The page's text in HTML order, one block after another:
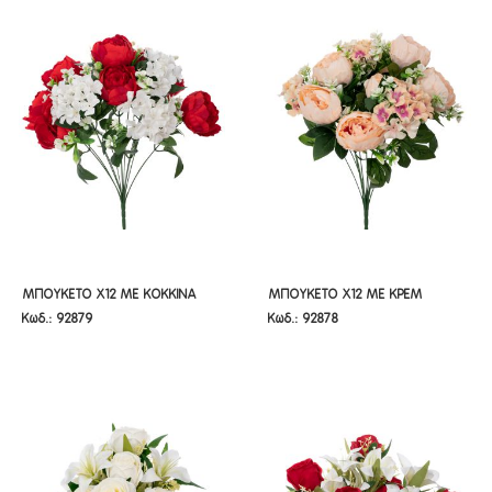
ΜΠΟΥΚΕΤΟ Χ12 ΜΕ ΚΟΚΚΙΝΑ
ΛΟΥΛΟΥΔΙΑ 48ΕΚ
ΜΠΟΥΚΕΤΟ Χ12 ΜΕ ΚΟΚΚΙΝΑ
ΛΟΥΛΟΥΔΙΑ 48ΕΚ
Κωδ.: 92879
ΜΠΟΥΚΕΤΟ Χ12 ΜΕ ΚΡΕΜ
ΛΟΥΛΟΥΔΙΑ 48ΕΚ
ΜΠΟΥΚΕΤΟ Χ12 ΜΕ ΚΡΕΜ
ΛΟΥΛΟΥΔΙΑ 48ΕΚ
Κωδ.: 92878